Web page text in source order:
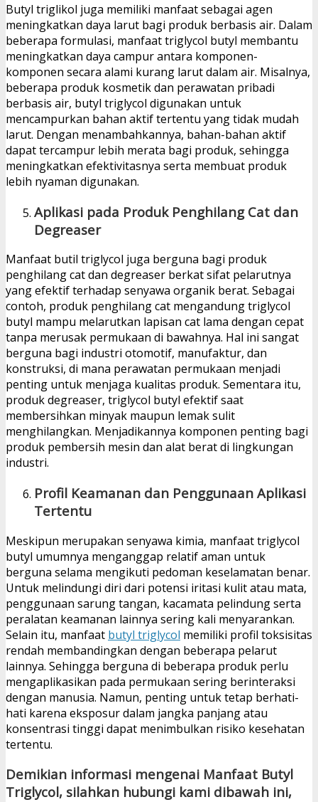
Butyl triglikol juga memiliki manfaat sebagai agen
meningkatkan daya larut bagi produk berbasis air. Dalam
beberapa formulasi, manfaat triglycol butyl membantu
meningkatkan daya campur antara komponen-
komponen secara alami kurang larut dalam air. Misalnya,
beberapa produk kosmetik dan perawatan pribadi
berbasis air, butyl triglycol digunakan untuk
mencampurkan bahan aktif tertentu yang tidak mudah
larut. Dengan menambahkannya, bahan-bahan aktif
dapat tercampur lebih merata bagi produk, sehingga
meningkatkan efektivitasnya serta membuat produk
lebih nyaman digunakan.
Aplikasi pada Produk Penghilang Cat dan
Degreaser
Manfaat butil triglycol juga berguna bagi produk
penghilang cat dan degreaser berkat sifat pelarutnya
yang efektif terhadap senyawa organik berat. Sebagai
contoh, produk penghilang cat mengandung triglycol
butyl mampu melarutkan lapisan cat lama dengan cepat
tanpa merusak permukaan di bawahnya. Hal ini sangat
berguna bagi industri otomotif, manufaktur, dan
konstruksi, di mana perawatan permukaan menjadi
penting untuk menjaga kualitas produk. Sementara itu,
produk degreaser, triglycol butyl efektif saat
membersihkan minyak maupun lemak sulit
menghilangkan. Menjadikannya komponen penting bagi
produk pembersih mesin dan alat berat di lingkungan
industri.
Profil Keamanan dan Penggunaan Aplikasi
Tertentu
Meskipun merupakan senyawa kimia, manfaat triglycol
butyl umumnya menganggap relatif aman untuk
berguna selama mengikuti pedoman keselamatan benar.
Untuk melindungi diri dari potensi iritasi kulit atau mata,
penggunaan sarung tangan, kacamata pelindung serta
peralatan keamanan lainnya sering kali menyarankan.
Selain itu, manfaat butyl triglycol memiliki profil toksisitas
rendah membandingkan dengan beberapa pelarut
lainnya. Sehingga berguna di beberapa produk perlu
mengaplikasikan pada permukaan sering berinteraksi
dengan manusia. Namun, penting untuk tetap berhati-
hati karena eksposur dalam jangka panjang atau
konsentrasi tinggi dapat menimbulkan risiko kesehatan
tertentu.
Demikian informasi mengenai Manfaat Butyl
Triglycol, silahkan hubungi kami dibawah ini,